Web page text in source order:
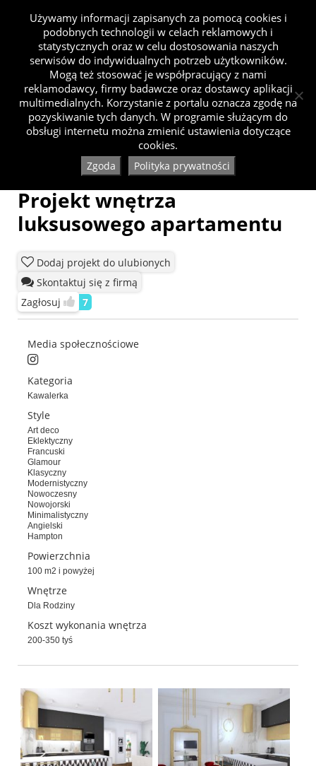
Projekt wnętrza
luksusowego apartamentu
Dodaj projekt do ulubionych
Skontaktuj się z firmą
Zagłosuj
7
Media społecznościowe
Kategoria
Kawalerka
Style
Art deco
Eklektyczny
Francuski
Glamour
Klasyczny
Modernistyczny
Nowoczesny
Nowojorski
Minimalistyczny
Angielski
Hampton
Powierzchnia
100 m2 i powyżej
Wnętrze
Dla Rodziny
Koszt wykonania wnętrza
200-350 tyś
Używamy informacji zapisanych za pomocą cookies i
podobnych technologii w celach reklamowych i
statystycznych oraz w celu dostosowania naszych
serwisów do indywidualnych potrzeb użytkowników.
Mogą też stosować je współpracujący z nami
reklamodawcy, firmy badawcze oraz dostawcy aplikacji
multimedialnych. Korzystanie z portalu oznacza zgodę na
pozyskiwanie tych danych. W programie służącym do
obsługi internetu można zmienić ustawienia dotyczące
cookies.
Zgoda Polityka prywatności